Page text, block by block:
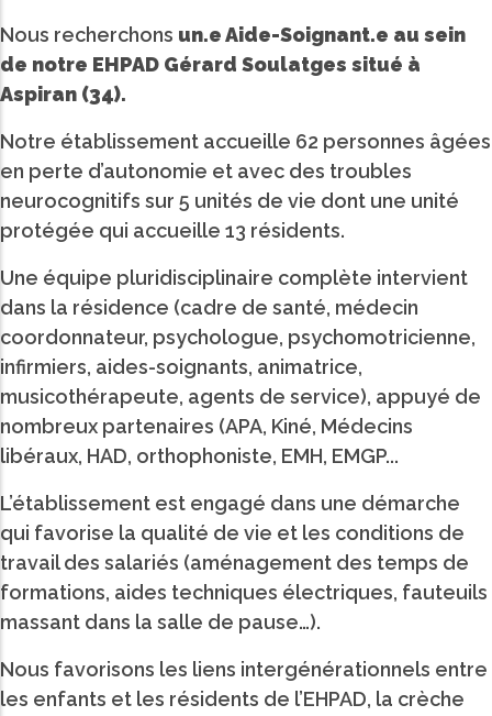
Nous recherchons un.e Aide-Soignant.e au sein
de notre EHPAD Gérard Soulatges situé à
Aspiran (34).
Notre établissement accueille 62 personnes âgées
en perte d’autonomie et avec des troubles
neurocognitifs sur 5 unités de vie dont une unité
protégée qui accueille 13 résidents.
Une équipe pluridisciplinaire complète intervient
dans la résidence (cadre de santé, médecin
coordonnateur, psychologue, psychomotricienne,
infirmiers, aides-soignants, animatrice,
musicothérapeute, agents de service), appuyé de
nombreux partenaires (APA, Kiné, Médecins
libéraux, HAD, orthophoniste, EMH, EMGP...
L’établissement est engagé dans une démarche
qui favorise la qualité de vie et les conditions de
travail des salariés (aménagement des temps de
formations, aides techniques électriques, fauteuils
massant dans la salle de pause…).
Nous favorisons les liens intergénérationnels entre
les enfants et les résidents de l’EHPAD, la crèche